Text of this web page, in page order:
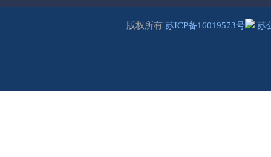
版权所有 苏ICP备16019573号 苏